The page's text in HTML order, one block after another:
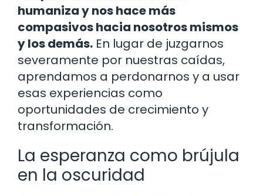
humaniza y nos hace más
compasivos hacia nosotros mismos
y los demás. En lugar de juzgarnos
severamente por nuestras caídas,
aprendamos a perdonarnos y a usar
esas experiencias como
oportunidades de crecimiento y
transformación.
La esperanza como brújula
en la oscuridad